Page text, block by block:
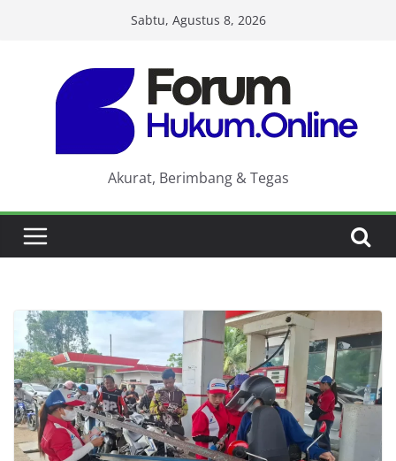
Sabtu, Agustus 8, 2026
Akurat, Berimbang & Tegas